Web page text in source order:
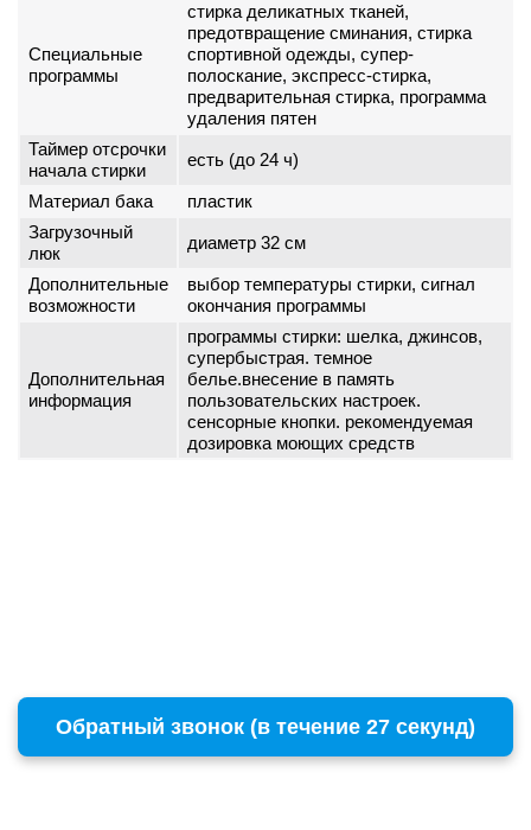
Специальные
программы
стирка деликатных тканей,
предотвращение сминания, стирка
спортивной одежды, супер-
полоскание, экспресс-стирка,
предварительная стирка, программа
удаления пятен
Таймер отсрочки
начала стирки
есть (до 24 ч)
Материал бака
пластик
Загрузочный
люк
диаметр 32 см
Дополнительные
возможности
выбор температуры стирки, сигнал
окончания программы
Дополнительная
информация
программы стирки: шелка, джинсов,
супербыстрая. темное
белье.внесение в память
пользовательских настроек.
сенсорные кнопки. рекомендуемая
дозировка моющих средств
Обратный звонок (в течение 27 секунд)